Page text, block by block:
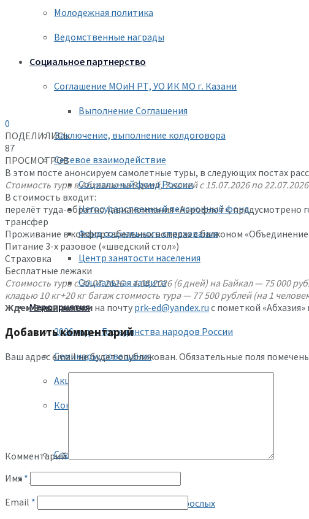
Молодежная политика
Ведомственные награды
Социальное партнерство
Соглашение МОиН РТ, УО ИК МО г. Казани
Выполнение Соглашения
Заключение, выполнение колдоговора
Сетевое взаимодействие
Социальный фонд России
Негосударственный пенсионный фонд
Фонд социального страхования
Центр занятости населения
Социальная защита
Мероприятия
2026 год — Год единства народов России
Семинары, совещания
Акции
Конкурсы
Спартакиада
Санаторное оздоровление взрослых
0
ПОДЕЛИЛИСЬ
87
ПРОСМОТРОВ
В этом посте анонсируем самолетные туры, в следующих постах
Стоимость тура в Абхазию на 8 дней, 7 ночей с 15.07.2026 по
В стоимость входит:
перелёт туда-обратно (авиакомпания «Аэрофлот», предусмотрено
трансфер
Проживание в комфортабельных номерах с балконом
Питание 3-х разовое («шведский стол»)
Страховка
Бесплатные лежаки
Стоимость тура с 30.07.2026 – 4.08.2026 (6 дней) на Байкал — 75 000
кладью 10 кг+20 кг багаж стоимость тура — 77 500 рублей (на 1
Ждем Ваши заявки на почту prk-ed@yandex.ru с пометкой «Абхазия»
Добавить комментарий
Ваш адрес email не будет опубликован. Обязательные поля
Комментарий
Имя *
Email *